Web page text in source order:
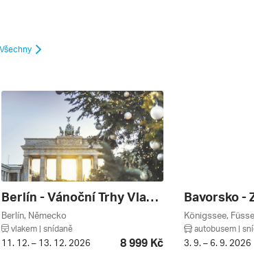
Všechny
Berlín - Vánoční Trhy Vlakem
Berlín, Německo
vlakem | snídaně
11. 12. – 13. 12. 2026 8 999 Kč
Bavorsko -
autobusem |
3. 9. – 6. 9. 2026